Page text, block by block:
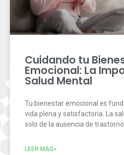
Cuidando tu
Emocional: La
Salud Mental
Tu bienestar emocional es
vida plena y satisfactoria. La
solo de la ausencia de
LEER MÁS»